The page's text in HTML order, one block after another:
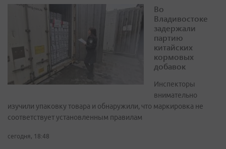
Во
Владивостоке
задержали
партию
китайских
кормовых
добавок
Инспекторы
внимательно
изучили упаковку товара и обнаружили, что маркировка не
соответствует установленным правилам
сегодня, 18:48